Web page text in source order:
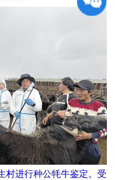
村进行种公牦牛鉴定。受